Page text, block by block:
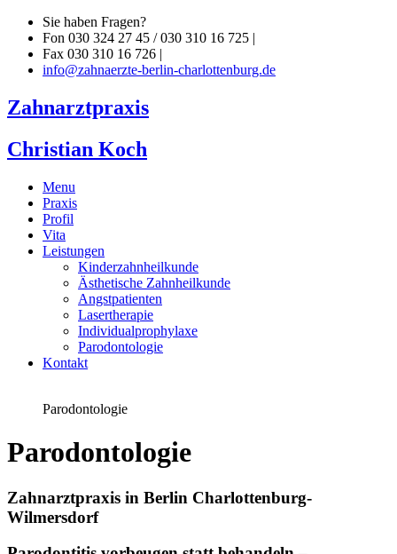
Sie haben Fragen?
Fon 030 324 27 45 / 030 310 16 725 |
Fax 030 310 16 726 |
info@zahnaerzte-berlin-charlottenburg.de
Zahnarztpraxis
Christian Koch
Menu
Praxis
Profil
Vita
Leistungen
Kinderzahnheilkunde
Ästhetische Zahnheilkunde
Angstpatienten
Lasertherapie
Individualprophylaxe
Parodontologie
Kontakt
Parodontologie
Parodontologie
Zahnarztpraxis in Berlin Charlottenburg-
Wilmersdorf